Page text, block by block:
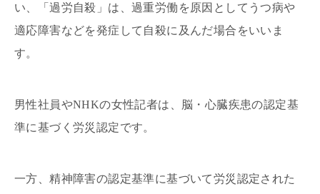
い、「過労自殺」は、過重労働を原因としてうつ病や
適応障害などを発症して自殺に及んだ場合をいいま
す。
男性社員やNHKの女性記者は、脳・心臓疾患の認定基
準に基づく労災認定です。
一方、精神障害の認定基準に基づいて労災認定された